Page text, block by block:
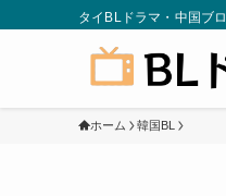
タイBLドラマ・中国ブ
ホーム 韓国BL